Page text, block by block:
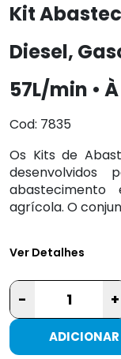
Kit
Diesel,
57L/min •
Cod: 7835
Os Kits de
abastecimento
agrícola. O
Ver Detalhes
- +